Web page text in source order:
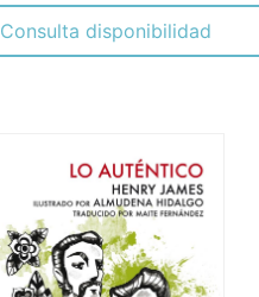
Consulta disponibilidad